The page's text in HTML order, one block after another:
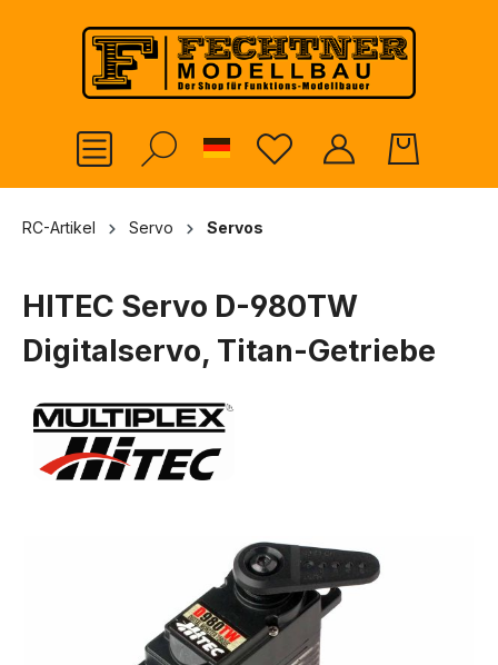
springen
German
RC-Artikel Servo Servos
HITEC Servo D-980TW
Digitalservo, Titan-Getriebe